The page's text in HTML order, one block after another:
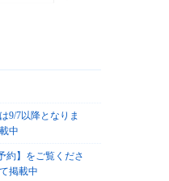
9/7以降となりま
中
約】をご覧くださ
掲載中